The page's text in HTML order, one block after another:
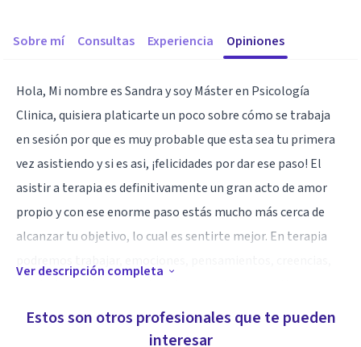
Sobre mí Consultas Experiencia Opiniones
Hola, Mi nombre es Sandra y soy Máster en Psicología
Clinica, quisiera platicarte un poco sobre cómo se trabaja
en sesión por que es muy probable que esta sea tu primera
vez asistiendo y si es asi, ¡felicidades por dar ese paso! El
asistir a terapia es definitivamente un gran acto de amor
propio y con ese enorme paso estás mucho más cerca de
alcanzar tu objetivo, lo cual es sentirte mejor. En terapia
pondremos objetivos para alcanzar y en conjunto los
alcanzaremos, este es totalmente tu espacio, yo solo sere
Ver descripción completa
Estos son otros profesionales que te pueden
interesar